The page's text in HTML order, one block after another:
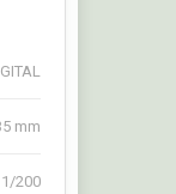
mm
1/200